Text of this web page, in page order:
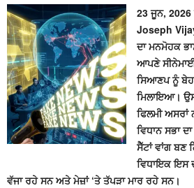
23 ਜੂਨ, 2026
Joseph
ਦਾ ਮਨਮੋਹਕ
ਆਪਣੇ
ਸਿਆਣਪ ਨੂੰ
ਮਿਲਾਇਆ।
ਫਿਲਮੀ ਅਸਰਾਂ
ਵਿਧਾਨ ਸਭਾ
ਸੈੱਟਾਂ ਵਾਂਗ ਬਣ
ਵਿਧਾਇਕ ਇਸ
ਵੱਜਾ ਰਹੇ ਸਨ ਅਤੇ ਮੇਜ਼ਾਂ ‘ਤੇ ਤੱਪੜਾ ਮਾਰ ਰਹੇ ਸਨ।